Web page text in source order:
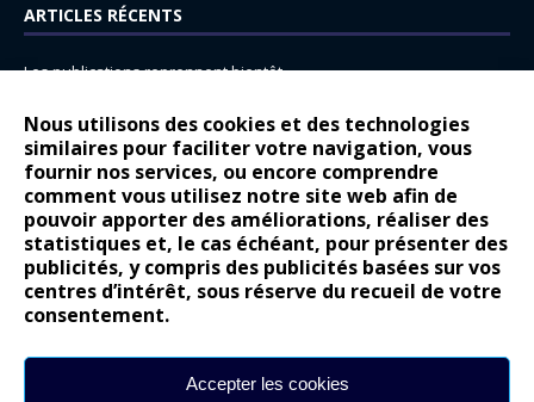
Nous utilisons des cookies et des technologies
similaires pour faciliter votre navigation, vous
fournir nos services, ou encore comprendre
comment vous utilisez notre site web afin de
pouvoir apporter des améliorations, réaliser des
statistiques et, le cas échéant, pour présenter des
publicités, y compris des publicités basées sur vos
centres d’intérêt, sous réserve du recueil de votre
consentement.
Accepter les cookies
ARTICLES RÉCENTS
Les publications reprennent bientôt…
14 juillet : nouveau film de marque pour Citroën
Renault Espace : voyage, voyage…
Peugeot E-208 GTi : naissance d’une légende
COMMENTAIRES RÉCENTS
Bernard Dardartdans
Gilly